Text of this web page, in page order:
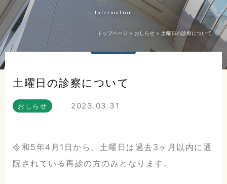
入院について
家族相談
Information
トップページ おしらせ 土曜日の診察について
土曜日の診察について
おしらせ 2023.03.31
令和5年4月1日から、土曜日は過去3ヶ月以内に通
院されている再診の方のみとなります。